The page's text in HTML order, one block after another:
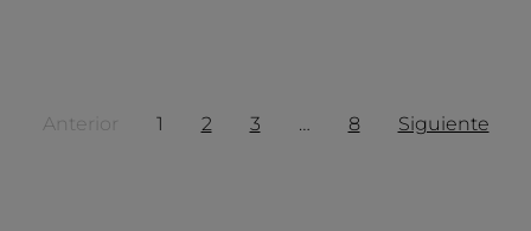
Anterior 1 2 3 … 8 Siguiente